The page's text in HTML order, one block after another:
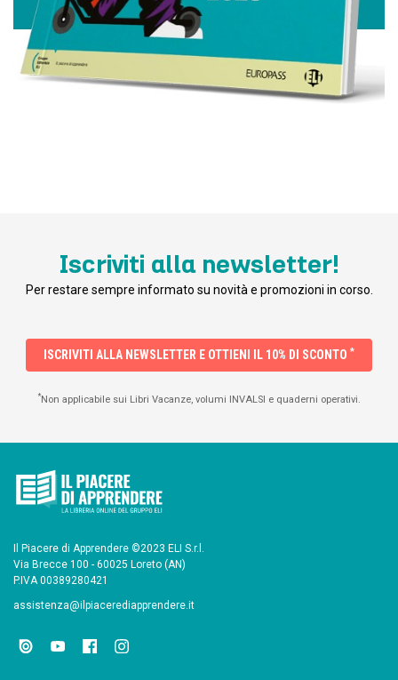
Iscriviti alla newsletter!
Per restare sempre informato su novità e promozioni in corso.
ISCRIVITI ALLA NEWSLETTER E OTTIENI IL 10% DI SCONTO *
*Non applicabile sui Libri Vacanze, volumi INVALSI e quaderni operativi.
Il Piacere di Apprendere ©2023 ELI S.r.l.
Via Brecce 100 - 60025 Loreto (AN)
P.IVA 00389280421
assistenza@ilpiacerediapprendere.it